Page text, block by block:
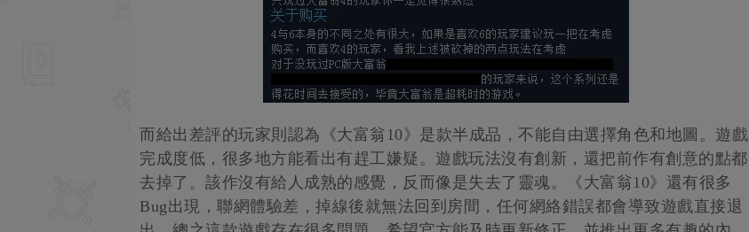
而給出差評的玩家則認為《大富翁10》是款半成品，不能自由選擇角色和地圖。遊戲
完成度低，很多地方能看出有趕工嫌疑。遊戲玩法沒有創新，還把前作有創意的點都
去掉了。該作沒有給人成熟的感覺，反而像是失去了靈魂。《大富翁10》還有很多
Bug出現，聯網體驗差，掉線後就無法回到房間，任何網絡錯誤都會導致遊戲直接退